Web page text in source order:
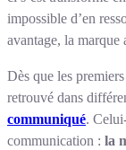
impossible d’en
avantage, la marque
Dès que les
retrouvé dans
communiqué.
communication : la